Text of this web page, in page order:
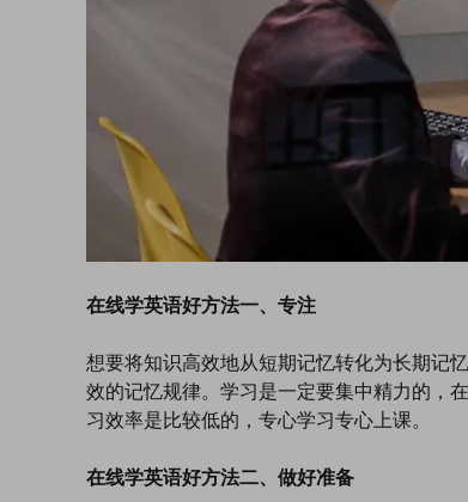
在线学英语好方法一、专注
想要将知识高效地从短期记忆转化为长期记
效的记忆规律。学习是一定要集中精力的，
习效率是比较低的，专心学习专心上课。
在线学英语好方法二、做好准备